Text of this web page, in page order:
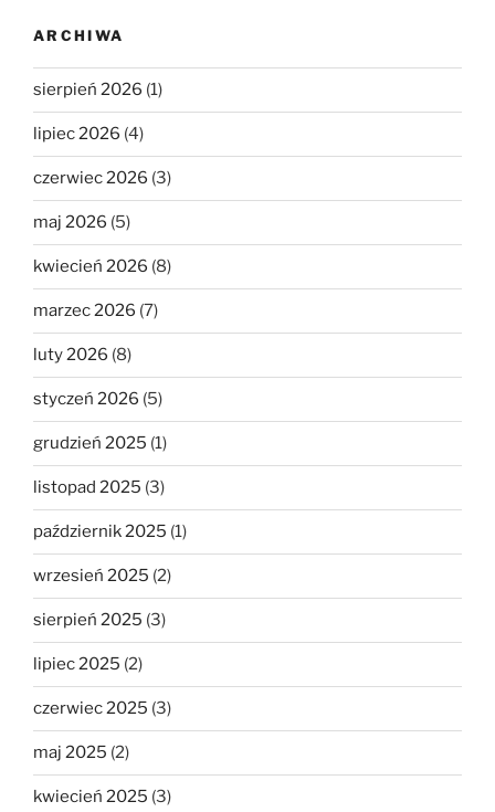
ARCHIWA
sierpień 2026 (1)
lipiec 2026 (4)
czerwiec 2026 (3)
maj 2026 (5)
kwiecień 2026 (8)
marzec 2026 (7)
luty 2026 (8)
styczeń 2026 (5)
grudzień 2025 (1)
listopad 2025 (3)
październik 2025 (1)
wrzesień 2025 (2)
sierpień 2025 (3)
lipiec 2025 (2)
czerwiec 2025 (3)
maj 2025 (2)
kwiecień 2025 (3)